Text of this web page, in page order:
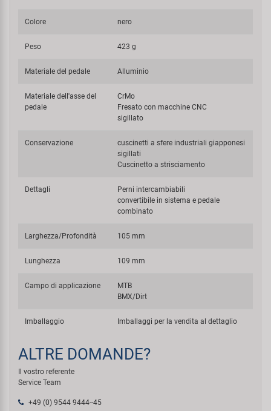
Colore nero
Peso 423 g
Materiale del pedale Alluminio
Materiale dell'asse del
pedale
CrMo
Fresato con macchine CNC
sigillato
Conservazione
cuscinetti a sfere industriali giapponesi
sigillati
Cuscinetto a strisciamento
Dettagli
Perni intercambiabili
convertibile in sistema e pedale
combinato
Larghezza/Profondità 105 mm
Lunghezza 109 mm
Campo di applicazione
MTB
BMX/Dirt
Imballaggio Imballaggi per la vendita al dettaglio
ALTRE DOMANDE?
Il vostro referente
Service Team
+49 (0) 9544 9444--45